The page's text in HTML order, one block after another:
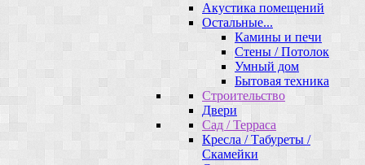
Акустика помещений
Остальные...
Камины и печи
Стены / Потолок
Умный дом
Бытовая техника
Строительство
Двери
Сад / Терраса
Кресла / Табуреты /
Скамейки